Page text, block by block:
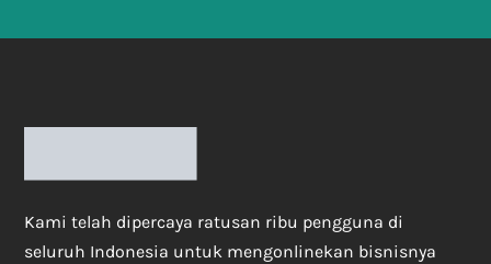
Kami telah dipercaya ratusan ribu pengguna di
seluruh Indonesia untuk mengonlinekan bisnisnya